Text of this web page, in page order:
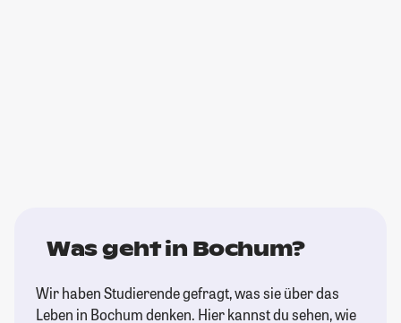
Was geht in Bochum?
Wir haben Studierende gefragt, was sie über das
Leben in Bochum denken. Hier kannst du sehen, wie